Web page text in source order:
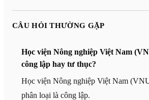
CÂU HỎI THƯỜNG GẶP
Học viện Nông nghiệp Việt Nam
công lập hay tư thục?
Học viện Nông nghiệp Việt Nam
phân loại là công lập.